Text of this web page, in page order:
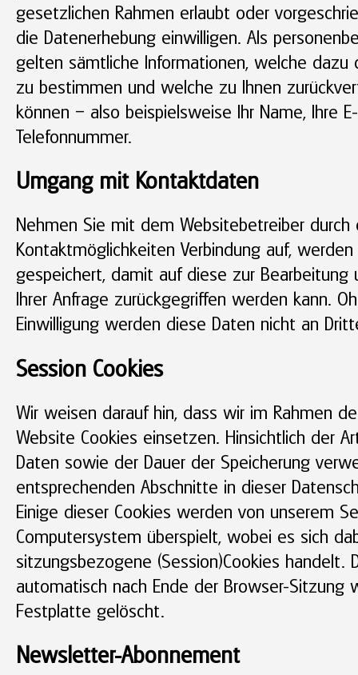
gesetzlichen Rahmen erlaubt oder
die Datenerhebung einwilligen. Als
gelten sämtliche Informationen, welche dazu
zu bestimmen und welche zu Ihnen
können – also beispielsweise Ihr Name, Ihre
Telefonnummer.
Umgang mit Kontaktdaten
Nehmen Sie mit dem Websitebetreiber
Kontaktmöglichkeiten Verbindung auf, werden
gespeichert, damit auf diese zur Bearbeitung
Ihrer Anfrage zurückgegriffen werden kann.
Einwilligung werden diese Daten nicht an
Session Cookies
Wir weisen darauf hin, dass wir im Rahmen
Website Cookies einsetzen. Hinsichtlich der
Daten sowie der Dauer der Speicherung
entsprechenden Abschnitte in dieser
Einige dieser Cookies werden von unserem
Computersystem überspielt, wobei es sich
sitzungsbezogene (Session)Cookies handelt.
automatisch nach Ende der Browser-Sitzung
Festplatte gelöscht.
Newsletter-Abonnement